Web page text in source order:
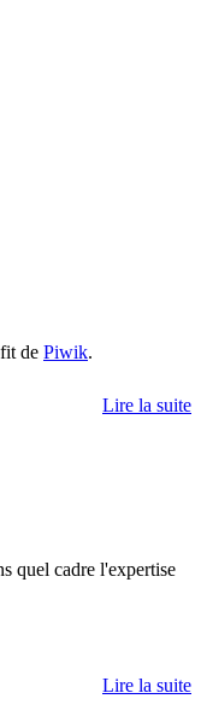
de Piwik.
Lire la suite
quel cadre l'expertise
Lire la suite